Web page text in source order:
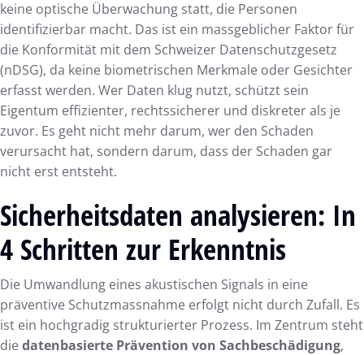
keine optische Überwachung statt, die Personen
identifizierbar macht. Das ist ein massgeblicher Faktor für
die Konformität mit dem Schweizer Datenschutzgesetz
(nDSG), da keine biometrischen Merkmale oder Gesichter
erfasst werden. Wer Daten klug nutzt, schützt sein
Eigentum effizienter, rechtssicherer und diskreter als je
zuvor. Es geht nicht mehr darum, wer den Schaden
verursacht hat, sondern darum, dass der Schaden gar
nicht erst entsteht.
Sicherheitsdaten analysieren: In
4 Schritten zur Erkenntnis
Die Umwandlung eines akustischen Signals in eine
präventive Schutzmassnahme erfolgt nicht durch Zufall. Es
ist ein hochgradig strukturierter Prozess. Im Zentrum steht
diedatenbasierte Prävention von Sachbeschädigung,